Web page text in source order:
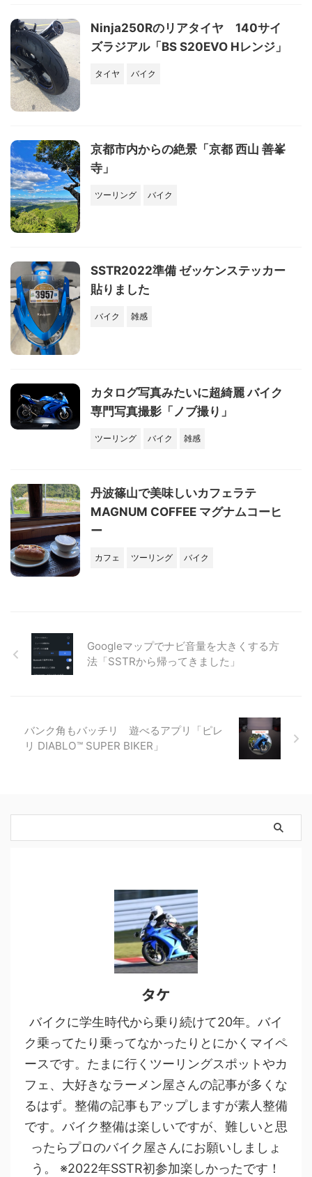
Ninja250Rのリアタイヤ 140サイ
ズラジアル「BS S20EVO Hレンジ」
タイヤ バイク
京都市内からの絶景「京都 西山 善峯
寺」
ツーリング バイク
SSTR2022準備 ゼッケンステッカー
貼りました
バイク 雑感
カタログ写真みたいに超綺麗 バイク
専門写真撮影「ノブ撮り」
ツーリング バイク 雑感
丹波篠山で美味しいカフェラテ
MAGNUM COFFEE マグナムコーヒ
ー
カフェ ツーリング バイク
Googleマップでナビ音量を大きくする方
法「SSTRから帰ってきました」
バンク角もバッチリ 遊べるアプリ「ピレ
リ DIABLO™ SUPER BIKER」
タケ
バイクに学生時代から乗り続けて20年。バイ
ク乗ってたり乗ってなかったりとにかくマイペ
ースです。たまに行くツーリングスポットやカ
フェ、大好きなラーメン屋さんの記事が多くな
るはず。整備の記事もアップしますが素人整備
です。バイク整備は楽しいですが、難しいと思
ったらプロのバイク屋さんにお願いしましょ
う。 ※2022年SSTR初参加楽しかったです！